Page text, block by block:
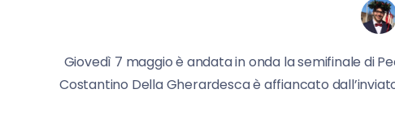
Giovedì 7 maggio è andata in onda la semifinale di
Costantino Della Gherardesca è affiancato